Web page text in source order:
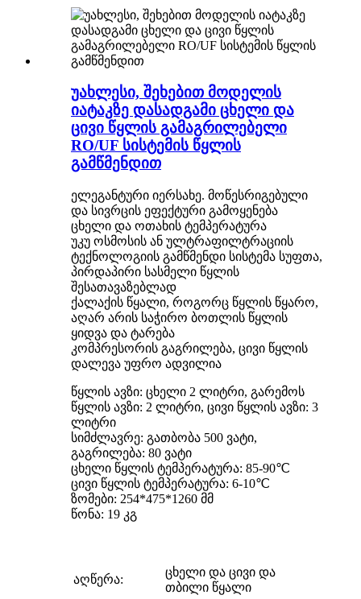
უახლესი, შეხებით მოდელის
იატაკზე დასადგამი ცხელი და
ცივი წყლის გამაგრილებელი
RO/UF სისტემის წყლის
გამწმენდით
ელეგანტური იერსახე. მოწესრიგებული
და სივრცის ეფექტური გამოყენება
ცხელი და ოთახის ტემპერატურა
უკუ ოსმოსის ან ულტრაფილტრაციის
ტექნოლოგიის გამწმენდი სისტემა სუფთა,
პირდაპირი სასმელი წყლის
შესათავაზებლად
ქალაქის წყალი, როგორც წყლის წყარო,
აღარ არის საჭირო ბოთლის წყლის
ყიდვა და ტარება
კომპრესორის გაგრილება, ცივი წყლის
დალევა უფრო ადვილია
წყლის ავზი: ცხელი 2 ლიტრი, გარემოს
წყლის ავზი: 2 ლიტრი, ცივი წყლის ავზი: 3
ლიტრი
სიმძლავრე: გათბობა 500 ვატი,
გაგრილება: 80 ვატი
ცხელი წყლის ტემპერატურა: 85-90℃
ცივი წყლის ტემპერატურა: 6-10℃
ზომები: 254*475*1260 მმ
წონა: 19 კგ
აღწერა:
ცხელი და ცივი და
თბილი წყალი